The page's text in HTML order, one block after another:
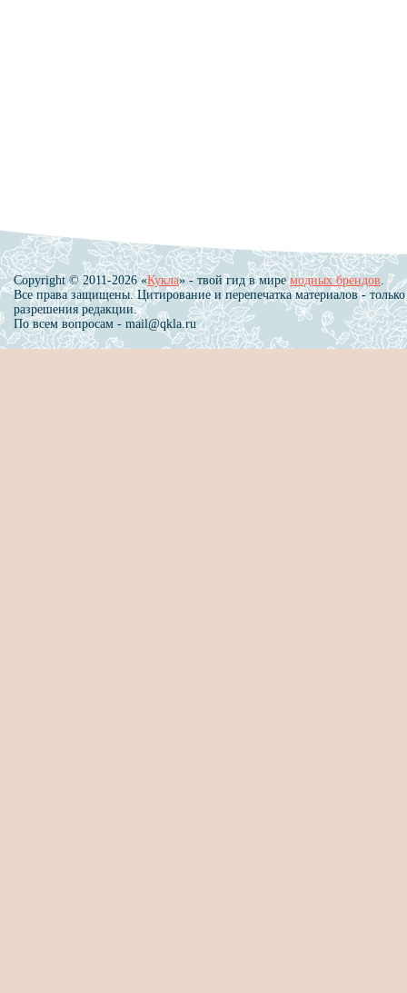
Copyright © 2011-2026 «Кукла» - твой гид в миремодных брендов
Все права защищены. Цитирование и перепечатка материалов - только
разрешения редакции.
По всем вопросам - mail@qkla.ru